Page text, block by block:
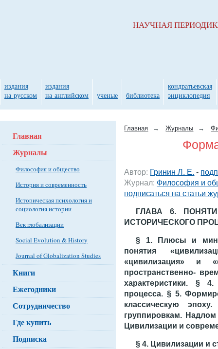
Главная → Журналы →
Автор: Гринин Л. Е. -
Журнал: Философия и
подписаться на статьи
ГЛАВА 6.
ИСТОРИЧЕСКОГО
§ 1. Плюсы и
понятия
«цивилизация» и
пространственно-
характеристики. §
процесса. § 5.
классическую
группировкам.
Цивилизации и
§ 4. Цивилизации и
Главная
Журналы
Философия и общество
История и современность
Историческая психология и
социология истории
Век глобализации
Social Evolution & History
Journal of Globalization Studies
Книги
Ежегодники
Сотрудничество
Где купить
Подписка
НАУЧНАЯ
издания
на русском
издания
на английском
ученые библиотека
кондратьевская
энциклопедия